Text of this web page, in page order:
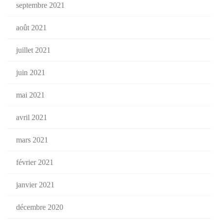
septembre 2021
août 2021
juillet 2021
juin 2021
mai 2021
avril 2021
mars 2021
février 2021
janvier 2021
décembre 2020